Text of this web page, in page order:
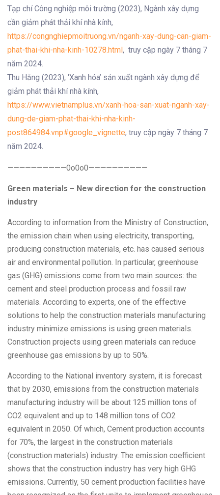
Tạp chí Công nghiệp môi trường (2023), Ngành xây dựng
cần giảm phát thải khí nhà kính,
https://congnghiepmoitruong.vn/nganh-xay-dung-can-giam-
phat-thai-khi-nha-kinh-10278.html, truy cập ngày 7 tháng 7
năm 2024.
Thu Hằng (2023), ‘Xanh hóa’ sản xuất ngành xây dựng để
giảm phát thải khí nhà kính,
https://www.vietnamplus.vn/xanh-hoa-san-xuat-nganh-xay-
dung-de-giam-phat-thai-khi-nha-kinh-
post864984.vnp#google_vignette, truy cập ngày 7 tháng 7
năm 2024.
——————————0o0o0——————————
Green materials – New direction for the construction
industry
According to information from the Ministry of Construction,
the emission chain when using electricity, transporting,
producing construction materials, etc. has caused serious
air and environmental pollution. In particular, greenhouse
gas (GHG) emissions come from two main sources: the
cement and steel production process and fossil raw
materials. According to experts, one of the effective
solutions to help the construction materials manufacturing
industry minimize emissions is using green materials.
Construction projects using green materials can reduce
greenhouse gas emissions by up to 50%.
According to the National inventory system, it is forecast
that by 2030, emissions from the construction materials
manufacturing industry will be about 125 million tons of
CO2 equivalent and up to 148 million tons of CO2
equivalent in 2050. Of which, Cement production accounts
for 70%, the largest in the construction materials
(construction materials) industry. The emission coefficient
shows that the construction industry has very high GHG
emissions. Currently, 50 cement production facilities have